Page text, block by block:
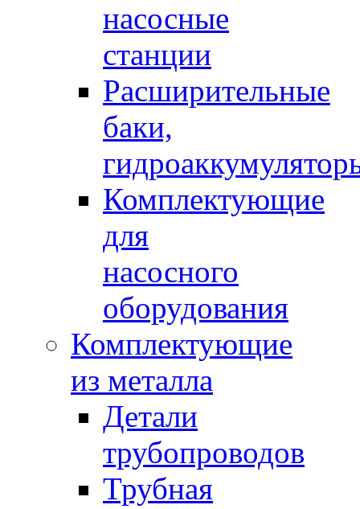
насосные
станции
Расширительные
баки,
Комплектующие
для
насосного
оборудования
Комплектующие
из металла
Детали
трубопроводов
Трубная